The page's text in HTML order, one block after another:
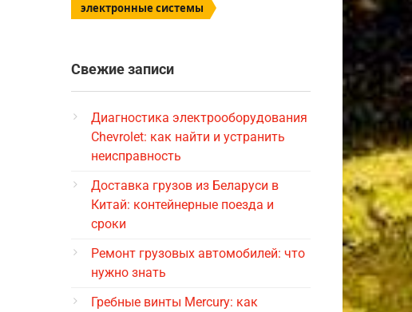
электронные системы
Свежие записи
Диагностика электрооборудования
Chevrolet: как найти и устранить
неисправность
Доставка грузов из Беларуси в
Китай: контейнерные поезда и
сроки
Ремонт грузовых автомобилей: что
нужно знать
Гребные винты Mercury: как